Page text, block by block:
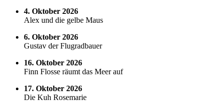
4. Oktober 2026
Alex und die gelbe Maus
6. Oktober 2026
Gustav der Flugradbauer
16. Oktober 2026
Finn Flosse räumt das Meer auf
17. Oktober 2026
Die Kuh Rosemarie